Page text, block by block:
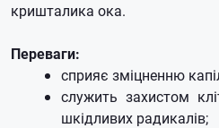
кришталика ока.
Переваги:
сприяє зміцненню
служить захистом
шкідливих радикалів;